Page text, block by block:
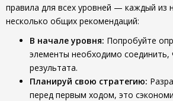
правила для всех уровней — каждый из
несколько общих рекомендаций:
В начале уровня: Попробуйте
элементы необходимо соединить,
результата.
Планируй свою стратегию:
перед первым ходом, это